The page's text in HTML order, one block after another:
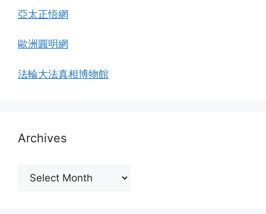
亞太正悟網
歐洲圓明網
法輪大法真相博物館
Archives
Archives